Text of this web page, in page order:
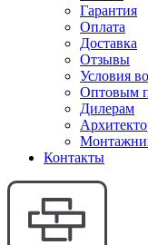
Гарантия
Оплата
Доставка
Отзывы
Условия
Оптовым
Дилерам
Контакты